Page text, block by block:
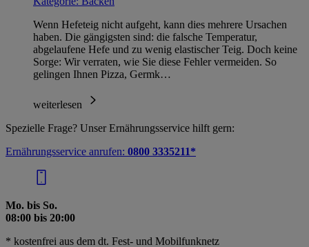
Wenn Hefeteig nicht aufgeht, kann dies mehrere Ursachen
haben. Die gängigsten sind: die falsche Temperatur,
abgelaufene Hefe und zu wenig elastischer Teig. Doch keine
Sorge: Wir verraten, wie Sie diese Fehler vermeiden. So
gelingen Ihnen Pizza, Germk…
weiterlesen
Spezielle Frage? Unser Ernährungsservice hilft gern:
Ernährungsservice anrufen: 0800 3335211*
Mo. bis So.
08:00 bis 20:00
* kostenfrei aus dem dt. Fest- und Mobilfunknetz